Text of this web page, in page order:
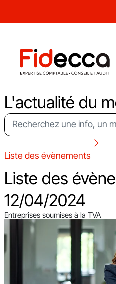
L'actualité du
Liste des évènements
Liste des
12/04/2024
Entreprises soumises à la TVA